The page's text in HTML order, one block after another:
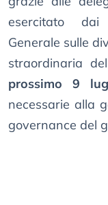
esercitato dai
Generale sulle
straordinaria
prossimo 9
necessarie alla
governance del